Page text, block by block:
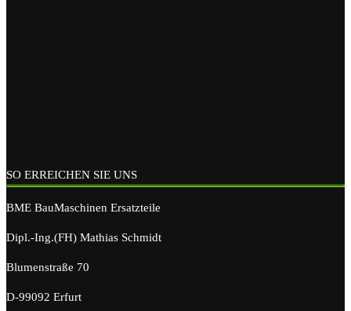
SO ERREICHEN SIE UNS
BME BauMaschinen Ersatzteile
Dipl.-Ing.(FH) Mathias Schmidt
Blumenstraße 70
D-99092 Erfurt